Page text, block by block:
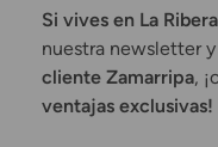
Si vives en La
nuestra newsletter
cliente Zamarripa,
ventajas exclusivas!